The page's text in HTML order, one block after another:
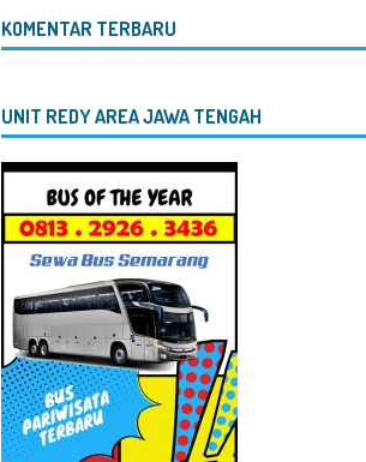
KOMENTAR TERBARU
UNIT REDY AREA JAWA TENGAH